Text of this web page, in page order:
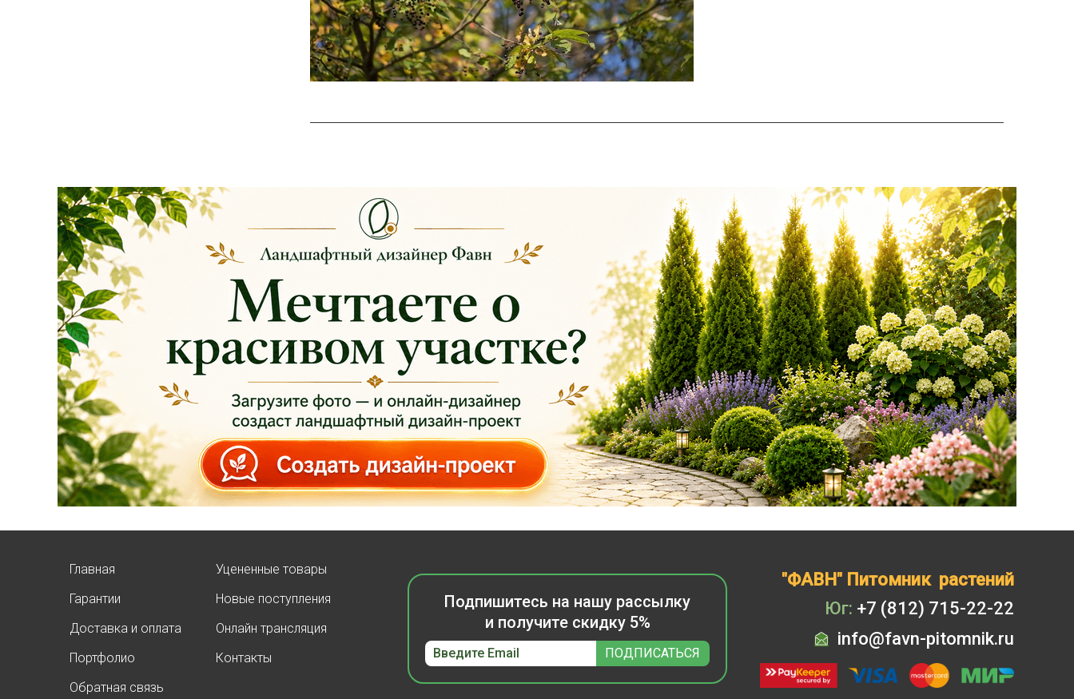
подписчики!
У нас началасьСУПЕР
АКЦИЯ!
Скидка 20%
все
туи западные
Брабант
в наличии на
нашей площадке!
Главная
Гарантии
Доставка и оплата
Портфолио
Обратная связь
Уцененные товары
Новые поступления
Онлайн трансляция
Контакты
Подпишитесь на нашу рассылку
и получите скидку 5%
"ФАВН" Питомник растений
Юг: +7 (812) 715-22-22
info@favn-pitomnik.ru